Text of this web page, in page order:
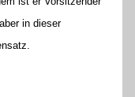
in dieser